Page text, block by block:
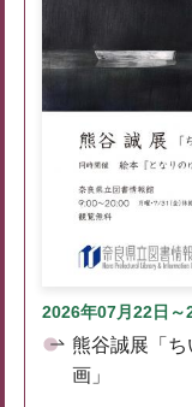
2026年07月22日～
熊谷誠展「
画」